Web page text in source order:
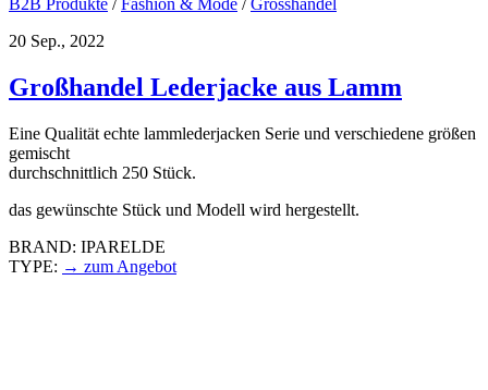
20 Sep., 2022
Großhandel Lederjacke aus Lamm
Eine Qualität echte lammlederjacken Serie und verschiedene größen
gemischt
durchschnittlich 250 Stück.
das gewünschte Stück und Modell wird hergestellt.
BRAND: IPARELDE
TYPE: → zum Angebot